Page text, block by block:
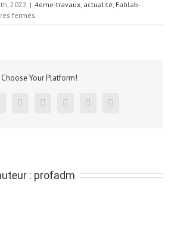
2022 | 4eme-travaux actualité Fablab-
fermés
Concours
2022
Tester
élèves.
Your Platform!
linkedin reddit tumblr pinterest
: profadm